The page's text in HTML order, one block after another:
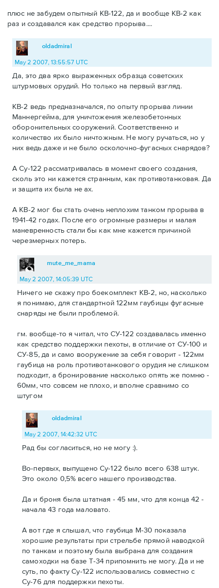
плюс не забудем опытный КВ-122, да и вообще КВ-2 как
раз и создавался как средство прорыва....
oldadmiral
May 2 2007, 13:55:57 UTC
Да, это два ярко выраженных образца советских
штурмовых орудий. Но только на первый взгляд.
КВ-2 ведь предназначался, по опыту прорыва линии
Маннергейма, для уничтожения железобетонных
оборонительных сооружений. Соответственно и
количество их было ничтожным. Не могу ручаться, но у
них ведь даже и не было осколочно-фугасных снарядов?
А Су-122 рассматривалась в момент своего создания,
сколь это ни кажется странным, как противотанковая. Да
и защита их была не ах.
А КВ-2 мог бы стать очень неплохим танком прорыва в
1941-42 годах. После его огромные размеры и малая
маневренность стали бы как мне кажется причиной
черезмерных потерь.
mute_me_mama
May 2 2007, 14:05:39 UTC
Ничего не скажу про боекомплект КВ-2, но, насколько
я понимаю, для стандартной 122мм гаубицы фугасные
снаряды не были проблемой.
гм. вообще-то я читал, что СУ-122 создавалась именно
как средство поддержки пехоты, в отличие от СУ-100 и
СУ-85, да и само вооружение за себя говорит - 122мм
гаубица на роль противотанкового орудия не слишком
подходит, а бронирование насколько опять же помню -
60мм, что совсем не плохо, и вполне сравнимо со
штугом
oldadmiral
May 2 2007, 14:42:32 UTC
Рад бы согласиться, но не могу :).
Во-первых, выпущено Су-122 было всего 638 штук.
Это около 0,5% всего нашего производства.
Да и броня была штатная - 45 мм, что для конца 42 -
начала 43 года маловато.
А вот где я слышал, что гаубица М-30 показала
хорошие результаты при стрельбе прямой наводкой
по танкам и поэтому была выбрана для создания
самоходки на базе Т-34 припомнить не могу. Да и не
суть, по факту Су-122 использовались совместно с
Су-76 для поддержки пехоты.